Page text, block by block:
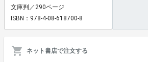
文庫判／290ページ
ISBN：978-4-08-618700-8
ネット書店で注文する